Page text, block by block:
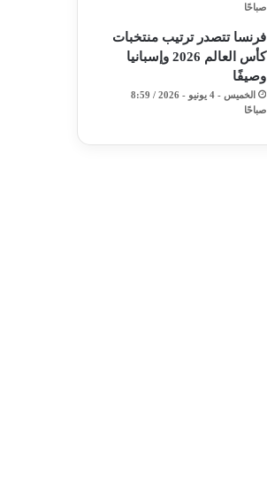
صباحًا
فرنسا تتصدر ترتيب منتخبات
كأس العالم 2026 وإسبانيا
وصيفًا
الخميس - 4 يونيو - 2026 / 8:59
صباحًا